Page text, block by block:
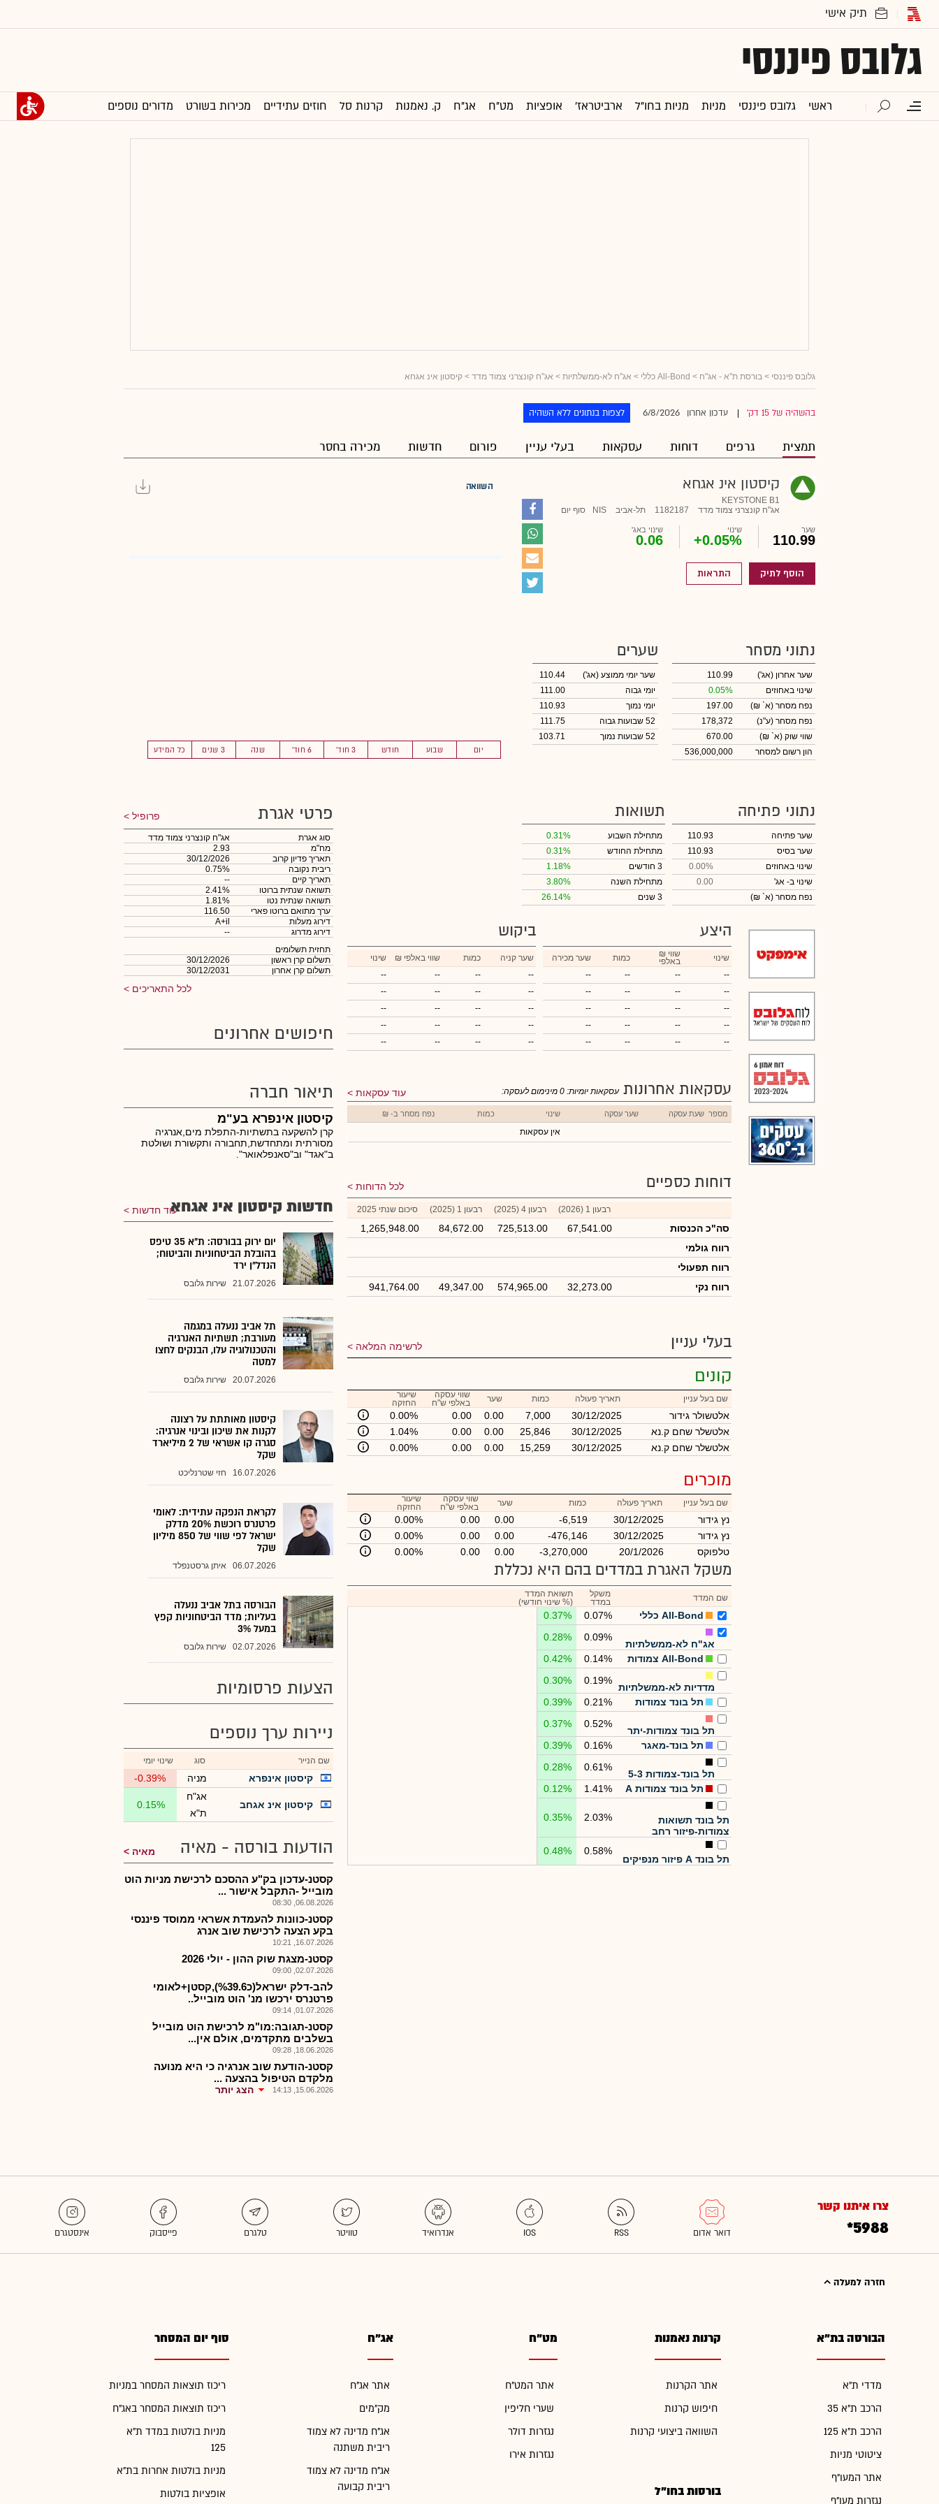
גלובס פיננסי
ראשי גלובס פיננסי מניות מניות בחו"ל ארביטראז' אופציות מט"ח אג"ח ק. נאמנות קרנות סל חוזים עתידיים מכירות בשורט מדורים נוספים
גלובס פיננסי > בורסת ת"א - אג"ח > All-Bond כללי > אג"ח לא-ממשלתיות > אג"ח קונצרני צמוד מדד > קיסטון אינ אגחא
בהשהיה של 15 דק' עדכון אחרון 6/8/2026 לצפות בנתונים ללא השהיה
תמצית גרפים דוחות עסקאות בעלי עניין פורום חדשות מכירה בחסר
קיסטון אינ אגחא
KEYSTONE B1
אג"ח קונצרני צמוד מדד
1182187 תל-אביב NIS סוף יום
שער
110.99
שינוי
+0.05%
שינוי באג'
0.06
הוסף לתיק התראות
השוואה
יום שבוע חודש 3 חוד' 6 חוד' שנה 3 שנים כל המידע
נתוני מסחר
שער אחרון (אג')
110.99
שינוי באחוזים
0.05%
נפח מסחר (א` ₪)
197.00
נפח מסחר (ע"נ)
178,372
שווי שוק (א` ₪)
670.00
הון רשום למסחר
536,000,000
שערים
שער יומי ממוצע (אג')
110.44
יומי גבוה
111.00
יומי נמוך
110.93
52 שבועות גבוה
111.75
52 שבועות נמוך
103.71
נתוני פתיחה
שער פתיחה
110.93
שער בסיס
110.93
שינוי באחוזים
0.00%
שינוי ב- אג'
0.00
נפח מסחר (א` ₪)
תשואות
מתחילת השבוע
0.31%
מתחילת החודש
0.31%
3 חודשים
1.18%
מתחילת השנה
3.80%
3 שנים
26.14%
היצע
שינוי ₪ שווי
באלפי כמות
שער מכירה
--
--
--
--
--
--
--
--
--
--
--
--
--
--
--
--
--
--
--
--
ביקוש
שער קניה כמות ₪ שווי באלפי
שינוי
--
--
--
--
--
--
--
--
--
--
--
--
--
--
--
--
--
--
--
--
עסקאות אחרונות עוד עסקאות עסקאות יומיות: 0 מינימום לעסקה:
מספר שעת עסקה שער עסקה שינוי כמות נפח מסחר ב- ₪
אין עסקאות
דוחות כספיים לכל הדוחות
רבעון 1 (2026) רבעון 4 (2025) רבעון 1 (2025) סיכום שנתי 2025
סה"כ הכנסות 67,541.00
725,513.00
84,672.00
1,265,948.00
רווח גולמי
רווח תפעולי
רווח נקי
32,273.00
574,965.00
49,347.00
941,764.00
בעלי עניין לרשימה המלאה
קונים
שם בעל עניין תאריך פעולה כמות שער
שווי עסקה
באלפי ש"ח
שיעור
החזקה
אלטשולר גידור 30/12/2025
7,000
0.00
0.00
0.00%
אלטשלר שחם ק.נא
30/12/2025
25,846
0.00
0.00
1.04%
אלטשלר שחם ק.נא
30/12/2025
15,259
0.00
0.00
0.00%
מוכרים
שם בעל עניין תאריך פעולה כמות שער
שווי עסקה
באלפי ש"ח
שיעור
החזקה
נץ גידור 30/12/2025
-6,519
0.00
0.00
0.00%
נץ גידור
30/12/2025
-476,146
0.00
0.00
0.00%
טלפוקס
20/1/2026
-3,270,000
0.00
0.00
0.00%
משקל האגרת במדדים בהם היא נכללת
שם המדד
משקל
במדד
תשואת המדד
(% שינוי חודשי)
All-Bond כללי 0.07%
0.37%
אג"ח לא-ממשלתיות
0.09%
0.28%
All-Bond צמודות
0.14%
0.42%
מדדיות לא-ממשלתיות
0.19%
0.30%
תל בונד צמודות
0.21%
0.39%
תל בונד צמודות-יתר
0.52%
0.37%
תל בונד-מאגר
0.16%
0.39%
תל בונד-צמודות 5-3
0.61%
0.28%
תל בונד צמודות A
1.41%
0.12%
תל בונד תשואות
צמודות-פיזור רחב
2.03%
0.35%
תל בונד A פיזור מנפיקים
0.58%
0.48%
פרטי אגרת פרופיל
סוג אגרת
אג"ח קונצרני צמוד מדד
מח"מ
2.93
תאריך פדיון קרוב
30/12/2026
ריבית נקובה
0.75%
תאריך קיים
--
תשואה שנתית ברוטו
2.41%
תשואה שנתית נטו
1.81%
ערך מתואם ברוטו פארי
116.50
דירוג מעלות
A+il
דירוג מדרוג
--
תחזית תשלומים
תשלום קרן ראשון
30/12/2026
תשלום קרן אחרון
30/12/2031
לכל התאריכים
חיפושים אחרונים
תיאור חברה
קיסטון אינפרא בע"מ
קרן להשקעה בתשתיות-התפלת מים,אנרגיה
מסורתית ומתחדשת,תחבורה ותקשורת ושולטת
ב"אגד" וב"סאנפלאואר".
חדשות קיסטון אינ אגחאעוד חדשות
יום ירוק בבורסה: ת"א 35 טיפס
בהובלת הביטחוניות והביטוח;
הנדל"ן ירד
21.07.2026 שירות גלובס
תל אביב ננעלה במגמה
מעורבת; תשתיות האנרגיה
והטכנולוגיה עלו, הבנקים לחצו
למטה
20.07.2026 שירות גלובס
קיסטון מאותתת על רצונה
לקנות את שיכון ובינוי אנרגיה:
סגרה קו אשראי של 2 מיליארד
שקל
16.07.2026 חזי שטרנליכט
לקראת הנפקה עתידית: לאומי
פרטנרס רוכשת 20% מדלק
ישראל לפי שווי של 850 מיליון
שקל
06.07.2026 איתן גרסטנפלד
הבורסה בתל אביב ננעלה
בעליות; מדד הביטחוניות קפץ
במעל 3%
02.07.2026 שירות גלובס
הצעות פרסומיות
ניירות ערך נוספים
שם הנייר סוג שינוי יומי
קיסטון אינפרא מניה -0.39%
קיסטון אינ אגחב
אג"ח
ת"א
0.15%
הודעות בורסה - מאיה מאיה
קסטנ-עדכון בק"ע ההסכם לרכישת מניות הוט
מובייל -התקבל אישור ...
06.08.2026, 08:30
קסטנ-כוונות להעמדת אשראי ממוסד פיננסי
בקע הצעה לרכישת שוב אנרג
16.07.2026, 10:21
קסטנ-מצגת שוק ההון - יולי 2026
02.07.2026, 09:00
להב-דלק ישראל(כ%39.6),קסטן+לאומי
פרטנרס ירכשו מנ' הוט מובייל..
01.07.2026, 09:14
קסטנ-תגובה:מו"מ לרכישת הוט מובייל
בשלבים מתקדמים, אולם אין...
18.06.2026, 09:28
קסטנ-הודעת שוב אנרגיה כי היא מנועה
מלקדם הטיפול בהצעה ...
15.06.2026, 14:13 הצג יותר
צרו איתנו קשר
*5988
חזרה למעלה
הבורסה בת"א
מדדי ת"א
הרכב ת"א 35
הרכב ת"א 125
ציטוטי מניות
אתר המעו"ף
נגזרות מעו"ף
קרנות נאמנות
אתר הקרנות
חיפוש קרנות
השוואה ביצועי קרנות
בורסות בחו"ל
מט"ח
אתר המט"ח
שערי חליפין
נגזרות דולר
נגזרות אירו
אג"ח
אתר אג"ח
מק"מים
אג"ח מדינה לא צמוד
ריבית משתנה
אג"ח מדינה לא צמוד
ריבית קבועה
סוף יום המסחר
ריכוז תוצאות המסחר במניות
ריכוז תוצאות המסחר באג"ח
מניות בולטות במדד ת"א
125
מניות בולטות אחרות בת"א
אופציות בולטות